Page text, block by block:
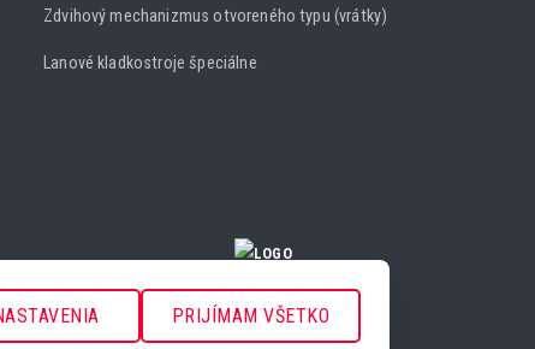
Zdvihový mechanizmus otvoreného typu (vrátky)
Lanové kladkostroje špeciálne
PRIJÍMAM VŠETKO